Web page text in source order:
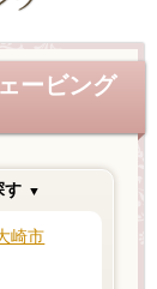
ービング
す
崎市